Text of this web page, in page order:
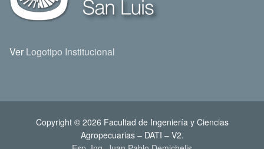
Ver Logotipo Institucional
Copyright © 2026 Facultad de Ingeniería y Ciencias
Agropecuarias – DATI – V2.